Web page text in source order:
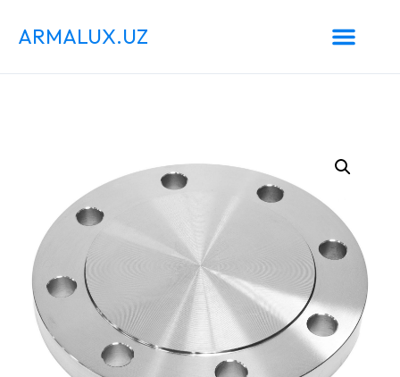
ARMALUX.UZ